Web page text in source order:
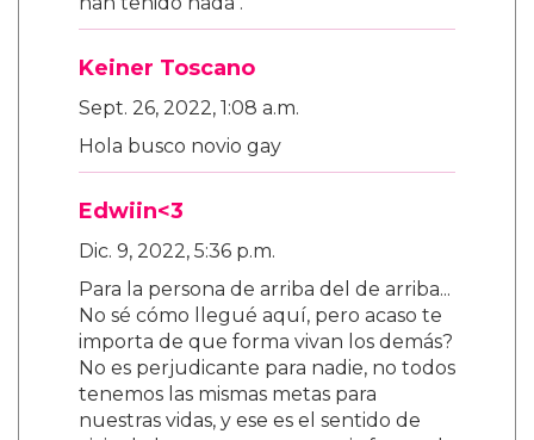
Keiner Toscano
Sept. 26, 2022, 1:08 a.m.
Hola busco novio gay
Edwiin<3
Dic. 9, 2022, 5:36 p.m.
Para la persona de arriba del de arriba...
No sé cómo llegué aquí, pero acaso te
importa de que forma vivan los demás?
No es perjudicante para nadie, no todos
tenemos las mismas metas para
nuestras vidas, y ese es el sentido de